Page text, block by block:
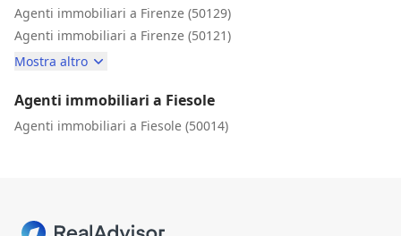
Agenti immobiliari a Firenze (50129)
Agenti immobiliari a Firenze (50121)
Mostra altro
Agenti immobiliari a Fiesole
Agenti immobiliari a Fiesole (50014)